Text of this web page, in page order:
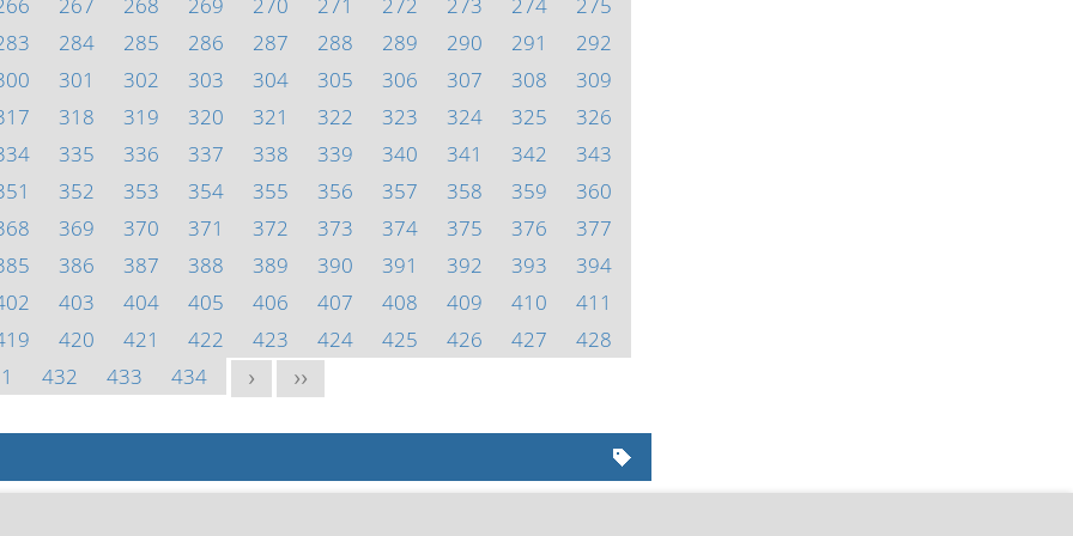
284 285 286 287 288 289 290 291
292
301 302 303 304 305 306 307 308
309
318 319 320 321 322 323 324 325
326
335 336 337 338 339 340 341 342
343
352 353 354 355 356 357 358 359
360
369 370 371 372 373 374 375 376
377
386 387 388 389 390 391 392 393
394
403 404 405 406 407 408 409 410
411
420 421 422 423 424 425 426 427
428
432 433 434 > >>